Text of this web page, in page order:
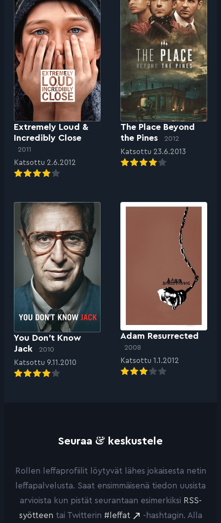
Extremely Loud &
Incredibly Close
2011
Katsottu 2.6.2012
The Place Beyond
the Pines
2012
Katsottu 23.6.2013
You Don’t Know
Jack
2010
Katsottu 9.11.2010
Adam Resurrected
2008
Katsottu 1.1.2012
Seuraa & keskustele
Rollen leffaprofiilit löytyvät lähes jokaisesta netin
leffapalvelusta. Saat ensimmäisenä tiedon uusista
arvioista kun pistät seurantaan esimerkiksi RSS-
syötteen tai Twitterin #leffat -hashtagin. Alla